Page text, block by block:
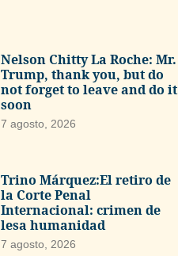
Nelson Chitty La Roche: Mr.
Trump, thank you, but do
not forget to leave and do it
soon
7 agosto, 2026
Trino Márquez:El retiro de
la Corte Penal
Internacional: crimen de
lesa humanidad
7 agosto, 2026